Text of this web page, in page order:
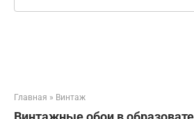
Главная » Винтаж